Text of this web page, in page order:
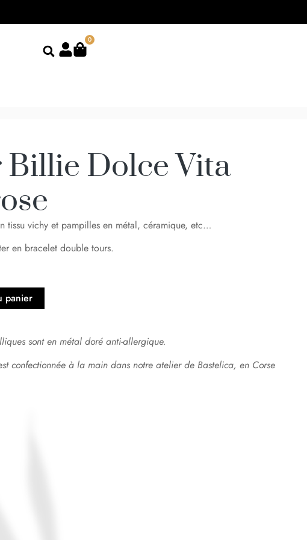
0
Dolce Vita
tissu vichy et pampilles en métal, céramique, etc…
en bracelet double tours.
panier
sont en métal doré anti-allergique.
confectionnée à la main dans notre atelier de Bastelica, en Corse